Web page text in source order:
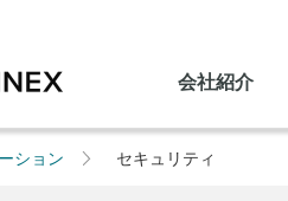
会社紹介
ション セキュリティ